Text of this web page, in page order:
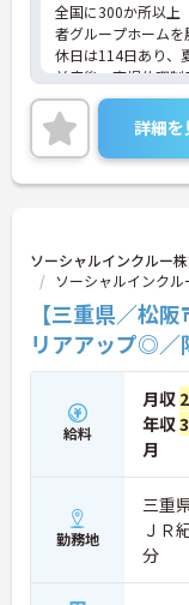
全国に300か所以
者グループホーム
休日は114日あり、
前産後・育児休暇
活躍中で、ワーク
働ける環境が整って
の受講支援もあり
ト。将来的には管
ャリアアップも目
の職場です。介護
をお持ちの方、安
方におすすめです。
★おすすめPOINT★
・生活支援員から
やエリアマネージ
プの道筋が用意さ
るためポストも豊
ネジメント職への
す。
かりと整備されて
明確にし、心身と
ただけます。
詳細を
ソーシャルインクルー
ソーシャルインク
【三重県／松
リアアップ◎／
給料
月収
年収
月
勤務地
三重
ＪＲ
分